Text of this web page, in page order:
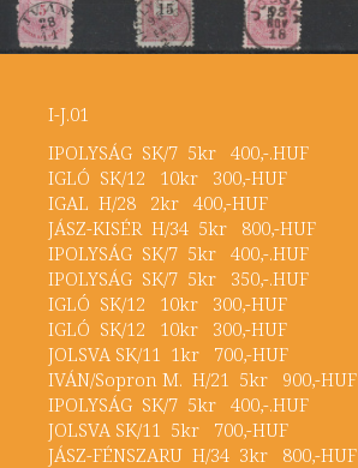
I-J.01
IPOLYSÁG SK/7 5kr 400,-.HUF
IGLÓ SK/12 10kr 300,-HUF
IGAL H/28 2kr 400,-HUF
JÁSZ-KISÉR H/34 5kr 800,-HUF
IPOLYSÁG SK/7 5kr 400,-.HUF
IPOLYSÁG SK/7 5kr 350,-.HUF
IGLÓ SK/12 10kr 300,-HUF
IGLÓ SK/12 10kr 300,-HUF
JOLSVA SK/11 1kr 700,-HUF
IVÁN/Sopron M. H/21 5kr 900,-HUF
IPOLYSÁG SK/7 5kr 400,-.HUF
JOLSVA SK/11 5kr 700,-HUF
JÁSZ-FÉNSZARU H/34 3kr 800,-HUF